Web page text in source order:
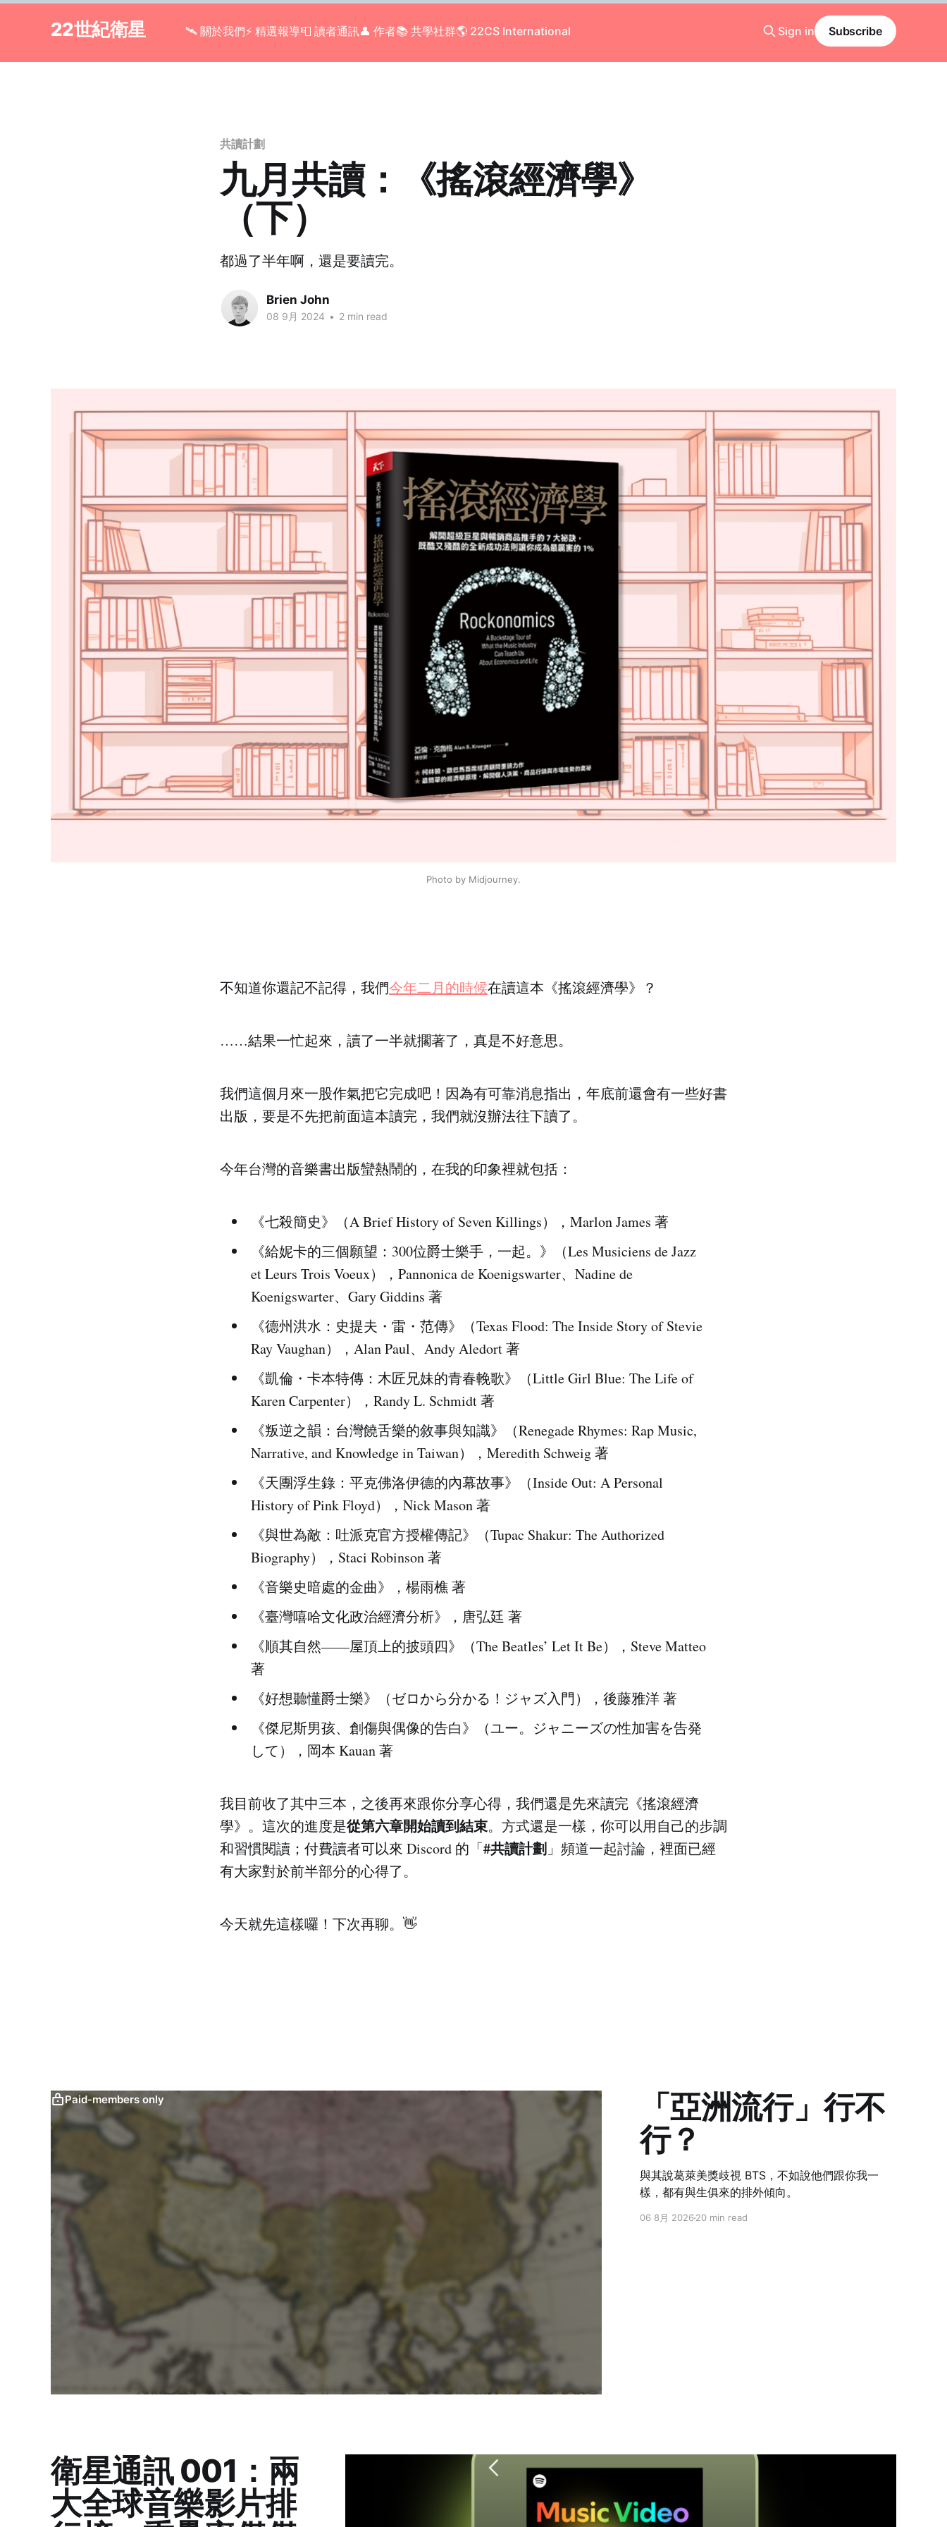
22世紀衛星 🛰 關於我們⚡ 精選報導📮 讀者通訊👤 作者📚 共學社群🌎 22CS International Sign in Subscribe
共讀計劃
九月共讀：《搖滾經濟學》
（下）
都過了半年啊，還是要讀完。
Brien John
08 9月 2024 • 2 min read
Photo by Midjourney.
不知道你還記不記得，我們今年二月的時候在讀這本《搖滾經濟學》？
……結果一忙起來，讀了一半就擱著了，真是不好意思。
我們這個月來一股作氣把它完成吧！因為有可靠消息指出，年底前還會有一些好書
出版，要是不先把前面這本讀完，我們就沒辦法往下讀了。
今年台灣的音樂書出版蠻熱鬧的，在我的印象裡就包括：
《七殺簡史》（A Brief History of Seven Killings），Marlon James 著
《給妮卡的三個願望：300位爵士樂手，一起。》（Les Musiciens de Jazz
et Leurs Trois Voeux），Pannonica de Koenigswarter、Nadine de
Koenigswarter、Gary Giddins 著
《德州洪水：史提夫・雷・范傳》（Texas Flood: The Inside Story of Stevie
Ray Vaughan），Alan Paul、Andy Aledort 著
《凱倫・卡本特傳：木匠兄妹的青春輓歌》（Little Girl Blue: The Life of
Karen Carpenter），Randy L. Schmidt 著
《叛逆之韻：台灣饒舌樂的敘事與知識》（Renegade Rhymes: Rap Music,
Narrative, and Knowledge in Taiwan），Meredith Schweig 著
《天團浮生錄：平克佛洛伊德的內幕故事》（Inside Out: A Personal
History of Pink Floyd），Nick Mason 著
《與世為敵：吐派克官方授權傳記》（Tupac Shakur: The Authorized
Biography），Staci Robinson 著
《音樂史暗處的金曲》，楊雨樵 著
《臺灣嘻哈文化政治經濟分析》，唐弘廷 著
《順其自然——屋頂上的披頭四》（The Beatles’ Let It Be），Steve Matteo
著
《好想聽懂爵士樂》（ゼロから分かる！ジャズ入門），後藤雅洋 著
《傑尼斯男孩、創傷與偶像的告白》（ユー。ジャニーズの性加害を告発
して），岡本 Kauan 著
我目前收了其中三本，之後再來跟你分享心得，我們還是先來讀完《搖滾經濟
學》。這次的進度是從第六章開始讀到結束。方式還是一樣，你可以用自己的步調
和習慣閱讀；付費讀者可以來 Discord 的「#共讀計劃 」頻道一起討論，裡面已經
有大家對於前半部分的心得了。
今天就先這樣囉！下次再聊。👋
Paid-members only
「亞洲流行」行不
行？
與其說葛萊美獎歧視 BTS，不如說他們跟你我一
樣，都有與生俱來的排外傾向。
06 8月 202620 min read
衛星通訊 001：兩
大全球音樂影片排